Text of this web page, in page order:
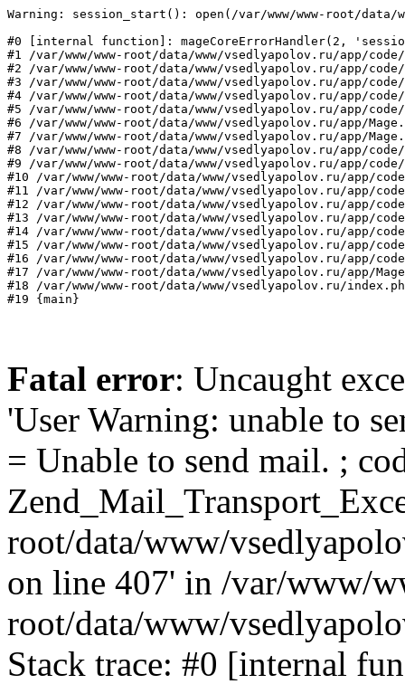
Warning: session_start(): open(/var/www/www-root/data/
#0 [internal function]: mageCoreErrorHandler(2,
#1 /var/www/www-root/data/www/vsedlyapolov.ru/app/
#2 /var/www/www-root/data/www/vsedlyapolov.ru/app/
#3 /var/www/www-root/data/www/vsedlyapolov.ru/app/
#4 /var/www/www-root/data/www/vsedlyapolov.ru/app/
#5 /var/www/www-root/data/www/vsedlyapolov.ru/app/
#6 /var/www/www-root/data/www/vsedlyapolov.ru/app/
#7 /var/www/www-root/data/www/vsedlyapolov.ru/app/
#8 /var/www/www-root/data/www/vsedlyapolov.ru/app/
#9 /var/www/www-root/data/www/vsedlyapolov.ru/app/
#10 /var/www/www-root/data/www/vsedlyapolov.ru/app/
#11 /var/www/www-root/data/www/vsedlyapolov.ru/app/
#12 /var/www/www-root/data/www/vsedlyapolov.ru/app/
#13 /var/www/www-root/data/www/vsedlyapolov.ru/app/
#14 /var/www/www-root/data/www/vsedlyapolov.ru/app/
#15 /var/www/www-root/data/www/vsedlyapolov.ru/app/
#16 /var/www/www-root/data/www/vsedlyapolov.ru/app/
#17 /var/www/www-root/data/www/vsedlyapolov.ru/app/
#18 /var/www/www-root/data/www/vsedlyapolov.ru/
#19 {main}
Fatal error: Uncaught
'User Warning: unable to
= Unable to send mail. ;
root/data/www/
on line 407' in /var/www/
root/data/www/
Stack trace: #0 [internal